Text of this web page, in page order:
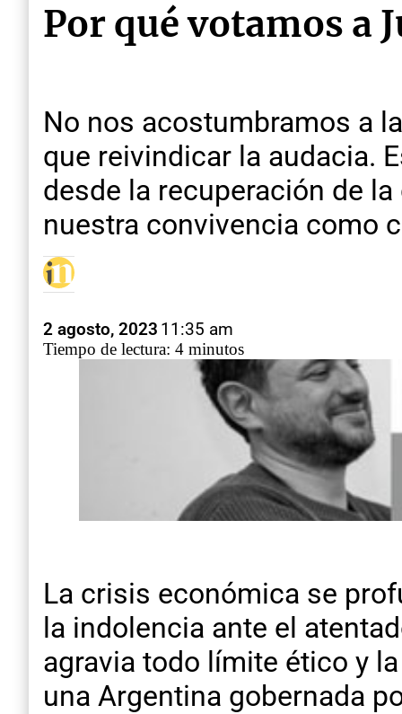
Por qué votamos a
No nos acostumbramos a
que reivindicar la audacia.
desde la recuperación de
nuestra convivencia como
2 agosto, 2023 11:35 am
Tiempo de lectura: 4 minutos
La crisis económica se
la indolencia ante el
agravia todo límite ético y
una Argentina gobernada